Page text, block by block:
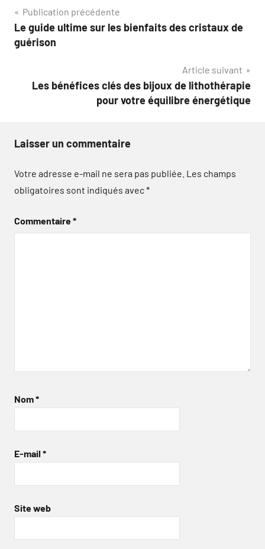
Navigation
de
Publication précédente
Le guide ultime sur les bienfaits des cristaux de
guérison
Article suivant
Les bénéfices clés des bijoux de lithothérapie
pour votre équilibre énergétique
Laisser un commentaire
Votre adresse e-mail ne sera pas publiée. Les champs
obligatoires sont indiqués avec*
Commentaire*
Nom*
E-mail *
Site web